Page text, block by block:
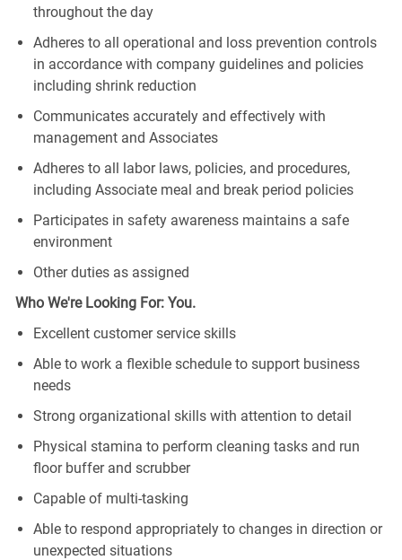
throughout the day
Adheres to all operational and loss prevention controls
in accordance with company guidelines and policies
including shrink reduction
Communicates accurately and effectively with
management and Associates
Adheres to all labor laws, policies, and procedures,
including Associate meal and break period policies
Participates in safety awareness maintains a safe
environment
Other duties as assigned
Who We're Looking For: You.
Excellent customer service skills
Able to work a flexible schedule to support business
needs
Strong organizational skills with attention to detail
Physical stamina to perform cleaning tasks and run
floor buffer and scrubber
Capable of multi-tasking
Able to respond appropriately to changes in direction or
unexpected situations